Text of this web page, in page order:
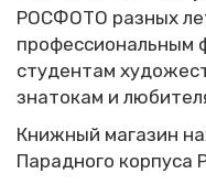
РОСФОТО разных
профессиональным
студентам
знатокам и
Книжный магазин
Парадного